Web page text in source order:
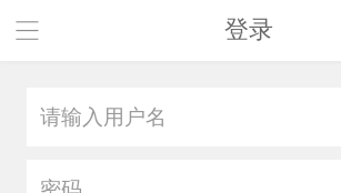
登录